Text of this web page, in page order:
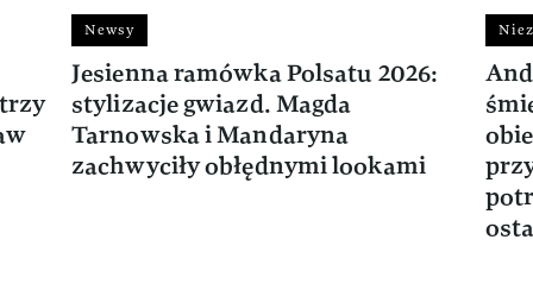
Newsy
Jesienna ramówka Polsatu 2026:
stylizacje gwiazd. Magda
Tarnowska i Mandaryna
zachwyciły obłędnymi lookami